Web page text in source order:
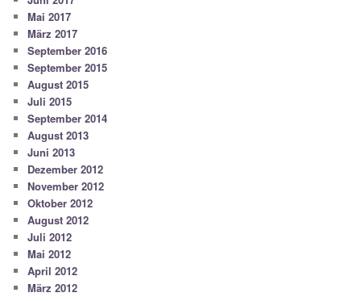
Mai 2017
März 2017
September 2016
September 2015
August 2015
Juli 2015
September 2014
August 2013
Juni 2013
Dezember 2012
November 2012
Oktober 2012
August 2012
Juli 2012
Mai 2012
April 2012
März 2012